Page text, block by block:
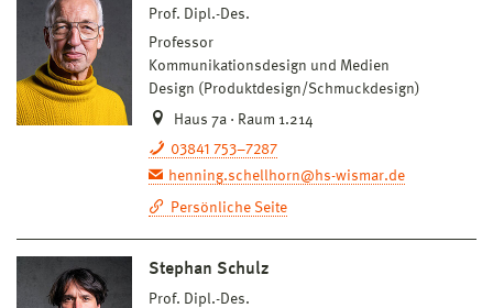
Prof. Dipl.-Des.
Professor
Kommunikationsdesign und Medien
Design (Produktdesign/Schmuckdesign)
Haus 7a · Raum 1.214
03841 753–7287
henning.schellhorn@hs-wismar.de
Persönliche Seite
Stephan Schulz
Prof. Dipl.-Des.